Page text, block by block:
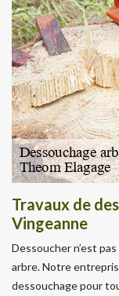
Travaux de
Vingeanne
Dessoucher n’est
arbre. Notre
dessouchage pour